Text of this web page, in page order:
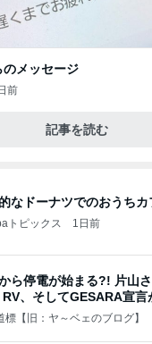
メッセージ
前
記事を読む
なドーナツでのおうちカ
トピックス 1日前
ら停電が始まる?! 片山
RV、そしてGESARA宣言
標【旧：ヤ～ベェのブログ】